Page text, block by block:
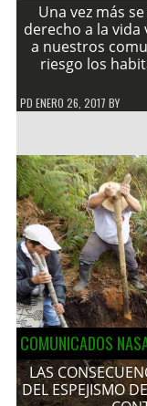
Una vez más
derecho a la
a nuestros
riesgo los
PD ENERO 26, 2017 BY
COMUNICADOS
LAS
DEL ESPEJISMO